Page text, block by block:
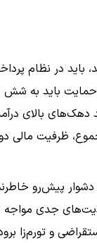
باید در نظام
حمایت باید
دهک‌های بالای
ظرفیت مالی
دشوار پیش‌رو
جدی مواجه
و تورم‌زا